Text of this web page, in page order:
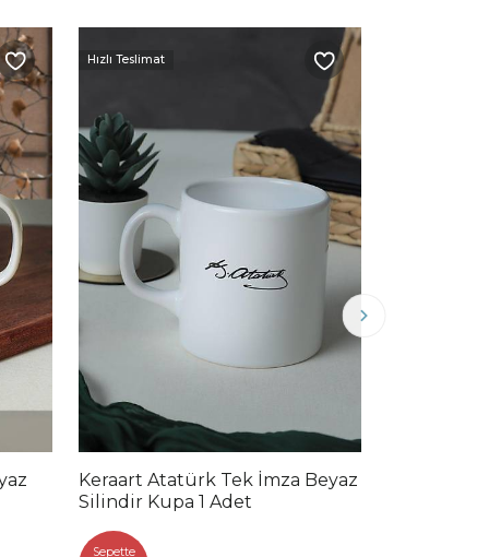
Hızlı Teslimat
Keraart Atatürk Tek İmza Beyaz
Silindir Kupa 1 Adet
Sepette